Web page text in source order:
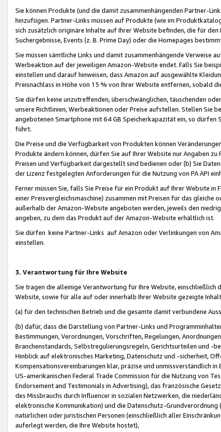
Sie können Produkte (und die damit zusammenhängenden Partner-
hinzufügen. Partner-Links müssen auf Produkte (wie im
sich zusätzlich originäre Inhalte auf Ihrer Website befinden, die für
Suchergebnisse, Events (z. B. Prime Day) oder die Homepages
Sie müssen sämtliche Links und damit zusammenhängende
Werbeaktion auf der jeweiligen Amazon-Website endet. Falls Sie
einstellen und darauf hinweisen, dass Amazon auf ausgewählte
Preisnachlass in Höhe von 15 % von Ihrer Website entfernen, sobald
Sie dürfen keine unzutreffenden, überschwänglichen, täuschenden
unsere Richtlinien, Werbeaktionen oder Preise aufstellen. Stellen Sie
angebotenen Smartphone mit 64 GB Speicherkapazität ein, so dürfen
führt.
Die Preise und die Verfügbarkeit von Produkten können
Produkte ändern können, dürfen Sie auf Ihrer Website nur Angaben
Preisen und Verfügbarkeit dargestellt sind bedienen oder (b) Sie
der Lizenz festgelegten Anforderungen für die Nutzung von PA API
Ferner müssen Sie, falls Sie Preise für ein Produkt auf Ihrer Website
einer Preisvergleichsmaschine) zusammen mit Preisen für das
außerhalb der Amazon-Website angeboten werden, jeweils den
angeben, zu dem das Produkt auf der Amazon-Website erhältlich ist.
Sie dürfen keine Partner-Links auf Amazon oder Verlinkungen von
einstellen.
3. Verantwortung für Ihre Website
Sie tragen die alleinige Verantwortung für Ihre Website,
Website, sowie für alle auf oder innerhalb Ihrer Website gezeigte
(a) für den technischen Betrieb und die gesamte damit verbundene
(b) dafür, dass die Darstellung von Partner-Links und
Bestimmungen, Verordnungen, Vorschriften, Regelungen,
Branchenstandards, Selbstregulierungsregeln, Gerichtsurteilen und -
Hinblick auf elektronisches Marketing, Datenschutz und -sicherheit,
Kompensationsvereinbarungen klar, präzise und unmissverständlich
US-amerikanischen Federal Trade Commission für die Nutzung von
Endorsement and Testimonials in Advertising), das französische
des Missbrauchs durch Influencer in sozialen Netzwerken, die
elektronische Kommunikation) und die Datenschutz-
natürlichen oder juristischen Personen (einschließlich aller
auferlegt werden, die Ihre Website hostet),